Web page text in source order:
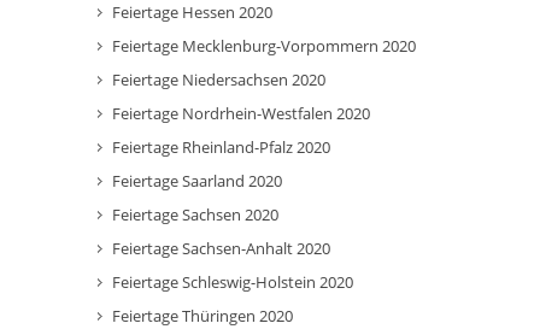
Feiertage Hessen 2020
Feiertage Mecklenburg-Vorpommern 2020
Feiertage Niedersachsen 2020
Feiertage Nordrhein-Westfalen 2020
Feiertage Rheinland-Pfalz 2020
Feiertage Saarland 2020
Feiertage Sachsen 2020
Feiertage Sachsen-Anhalt 2020
Feiertage Schleswig-Holstein 2020
Feiertage Thüringen 2020